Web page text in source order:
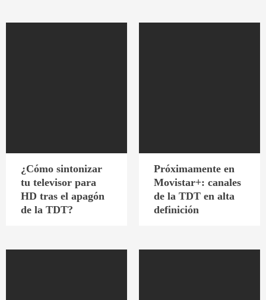
¿Cómo sintonizar
tu televisor para
HD tras el apagón
de la TDT?
Próximamente en
Movistar+: canales
de la TDT en alta
definición